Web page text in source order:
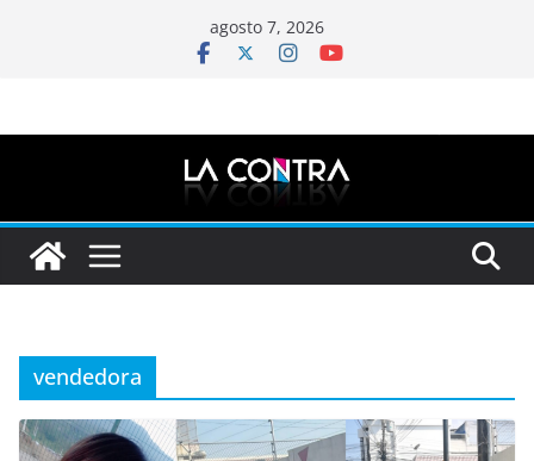
agosto 7, 2026
vendedora